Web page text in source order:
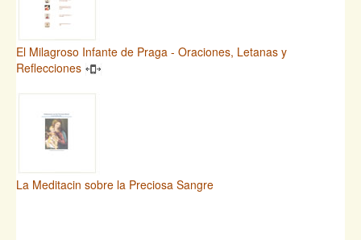
El Milagroso Infante de Praga - Oraciones, Letanas y
Reflecciones
La Meditacin sobre la Preciosa Sangre